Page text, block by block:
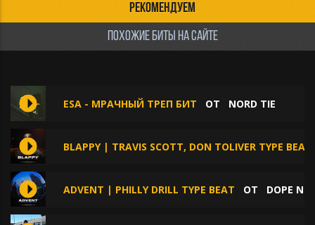
РЕКОМЕНДУЕМ
ПОХОЖИЕ БИТЫ НА САЙТЕ
ESA - МРАЧНЫЙ ТРЕП БИТ ОТ NORD TIE
BLAPPY | TRAVIS SCOTT, DON TOLIVER TYPE BEAT
ADVENT | PHILLY DRILL TYPE BEAT ОТ DOPE